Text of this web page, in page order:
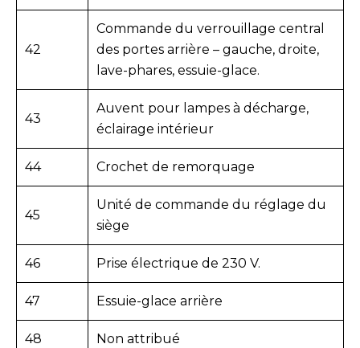
42
Commande du verrouillage central
des portes arrière – gauche, droite,
lave-phares, essuie-glace.
43
Auvent pour lampes à décharge,
éclairage intérieur
44 Crochet de remorquage
45
Unité de commande du réglage du
siège
46 Prise électrique de 230 V.
47 Essuie-glace arrière
48 Non attribué